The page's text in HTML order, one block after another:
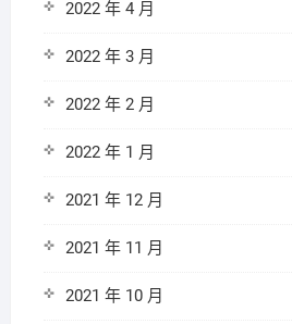
2022 年 4 月
2022 年 3 月
2022 年 2 月
2022 年 1 月
2021 年 12 月
2021 年 11 月
2021 年 10 月